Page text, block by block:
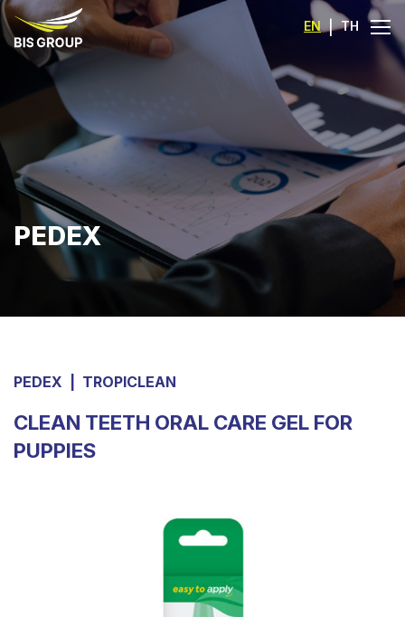
EN | TH
PEDEX
PEDEX TROPICLEAN
CLEAN TEETH ORAL CARE GEL FOR
PUPPIES